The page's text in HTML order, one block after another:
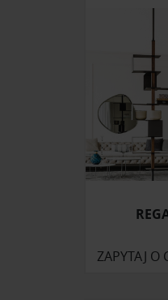
ZAPYTAJ O